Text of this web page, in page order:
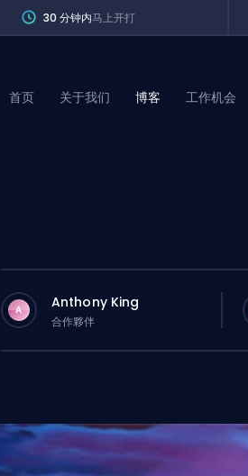
30 分钟内马上开打
首页 关于我们 博客 工作机会
A Anthony King
合作夥伴